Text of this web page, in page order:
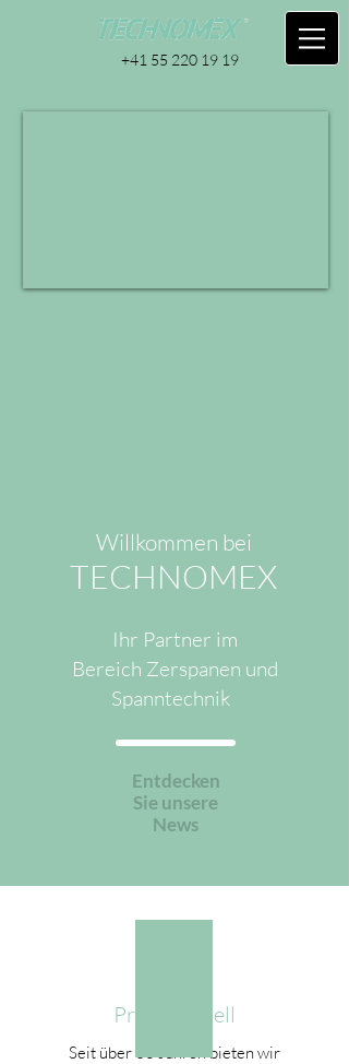
+41 55 220 19 19
Willkommen bei
TECHNOMEX
Ihr Partner im
Bereich Zerspanen und
Spanntechnik
Entdecken
Sie unsere
News
Professionell
Seit über 30 Jahren bieten wir